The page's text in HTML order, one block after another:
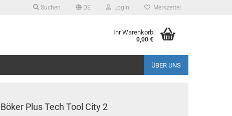
Suchen DE Login Merkzettel
Ihr Warenkorb
0,00 €
ÜBER UNS
Böker Plus Tech Tool City 2